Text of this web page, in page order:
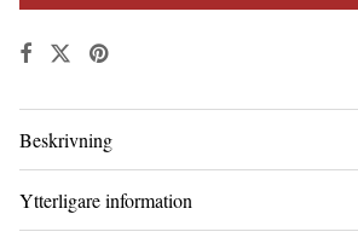
Beskrivning
Ytterligare information